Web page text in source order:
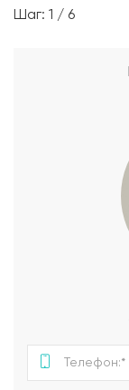
Шаг: 1 / 6